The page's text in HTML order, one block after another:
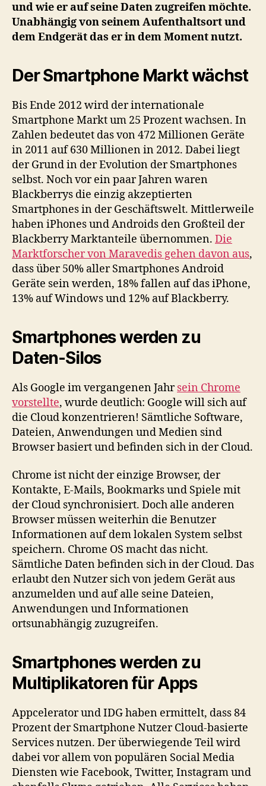
und wie er auf seine Daten zugreifen möchte.
Unabhängig von seinem Aufenthaltsort und
dem Endgerät das er in dem Moment nutzt.
Der Smartphone Markt wächst
Bis Ende 2012 wird der internationale
Smartphone Markt um 25 Prozent wachsen. In
Zahlen bedeutet das von 472 Millionen Geräte
in 2011 auf 630 Millionen in 2012. Dabei liegt
der Grund in der Evolution der Smartphones
selbst. Noch vor ein paar Jahren waren
Blackberrys die einzig akzeptierten
Smartphones in der Geschäftswelt. Mittlerweile
haben iPhones und Androids den Großteil der
Blackberry Marktanteile übernommen. Die
Marktforscher von Maravedis gehen davon aus,
dass über 50% aller Smartphones Android
Geräte sein werden, 18% fallen auf das iPhone,
13% auf Windows und 12% auf Blackberry.
Smartphones werden zu
Daten-Silos
Als Google im vergangenen Jahrsein Chrome
vorstellte, wurde deutlich: Google will sich auf
die Cloud konzentrieren! Sämtliche Software,
Dateien, Anwendungen und Medien sind
Browser basiert und befinden sich in der Cloud.
Chrome ist nicht der einzige Browser, der
Kontakte, E-Mails, Bookmarks und Spiele mit
der Cloud synchronisiert. Doch alle anderen
Browser müssen weiterhin die Benutzer
Informationen auf dem lokalen System selbst
speichern. Chrome OS macht das nicht.
Sämtliche Daten befinden sich in der Cloud. Das
erlaubt den Nutzer sich von jedem Gerät aus
anzumelden und auf alle seine Dateien,
Anwendungen und Informationen
ortsunabhängig zuzugreifen.
Smartphones werden zu
Multiplikatoren für Apps
Appcelerator und IDG haben ermittelt, dass 84
Prozent der Smartphone Nutzer Cloud-basierte
Services nutzen. Der überwiegende Teil wird
dabei vor allem von populären Social Media
Diensten wie Facebook, Twitter, Instagram und